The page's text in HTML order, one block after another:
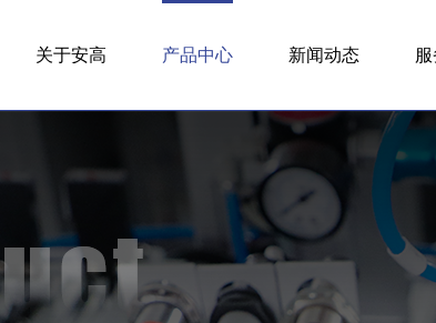
关于安高 产品中心 新闻动态